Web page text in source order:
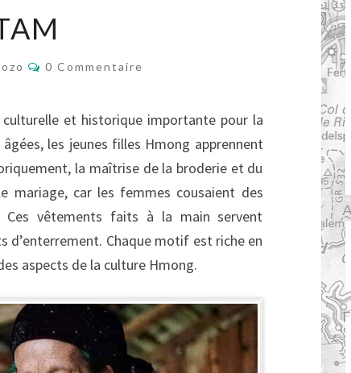
Commentaires
0 Commentaire
et historique importante pour la
les jeunes filles Hmong apprennent
la maîtrise de la broderie et du
mariage, car les femmes cousaient des
vêtements faits à la main servent
Chaque motif est riche en
aspects de la culture Hmong.